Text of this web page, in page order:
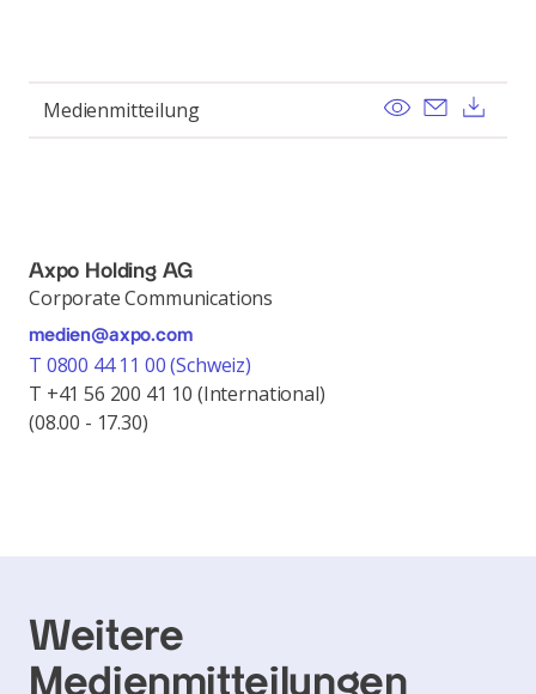
Medienmitteilung View Send
Axpo Holding AG
Corporate Communications
medien@axpo.com
T 0800 44 11 00 (Schweiz)
T +41 56 200 41 10 (International)
(08.00 - 17.30)
Weitere
Medienmitteilungen